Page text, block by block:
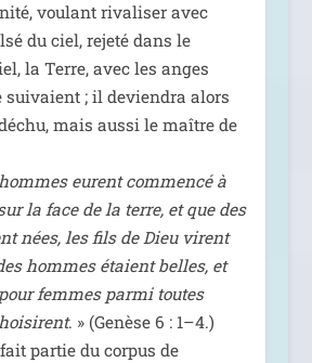
vou­lant riva­li­ser avec
du ciel, reje­té dans le
la Terre, avec les anges
sui­vaient ; il devien­dra alors
mais aus­si le maître de
eurent com­men­cé à
la face de la terre, et que des
nées, les fils de Dieu virent
hommes étaient belles, et
femmes par­mi toutes
. » (Genèse 6 : 1–4.)
par­tie du cor­pus de